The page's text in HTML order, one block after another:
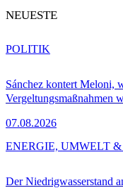
NEUESTE
Sánchez kontert Meloni,
Vergeltungsmaßnahmen
07.08.2026
POLITIK
Der Niedrigwasserstand
ENERGIE, UMWELT